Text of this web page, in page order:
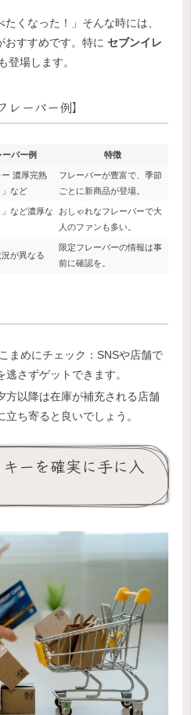
たくなった！」そんな時には、
おすすめです。特に セブンイレ
登場します。
レーバー例】
バー例 特徴
濃厚完熟
など
フレーバーが豊富で、季節
ごとに新商品が登場。
」など濃厚な
おしゃれなフレーバーで大
人のファンも多い。
が異なる
限定フレーバーの情報は事
前に確認を。
まめにチェック：SNSや店舗で
さずゲットできます。
方以降は在庫が補充される店舗
ち寄ると良いでしょう。
ーを確実に手に入